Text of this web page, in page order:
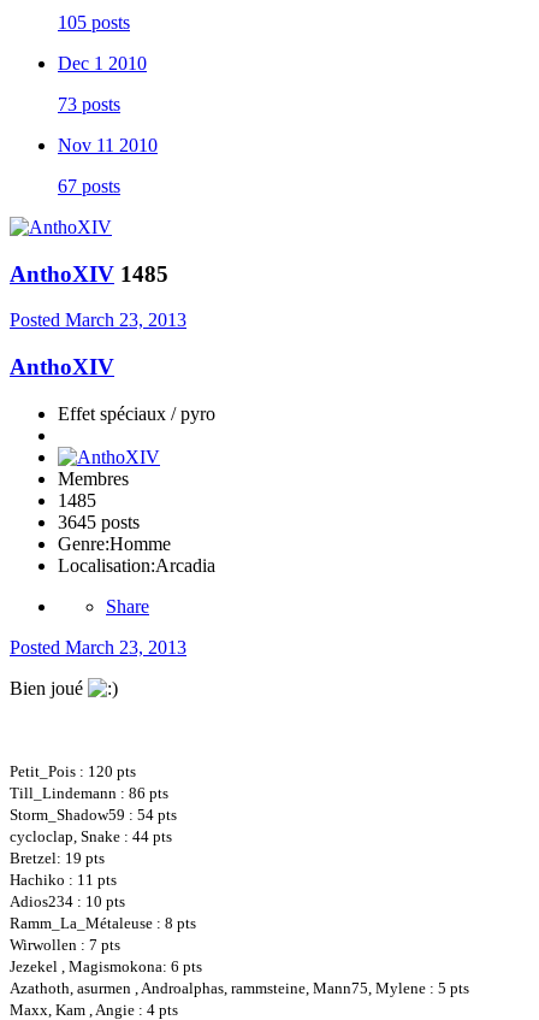
105 posts
Dec 1 2010
73 posts
Nov 11 2010
67 posts
AnthoXIV 1485
Posted March 23, 2013
AnthoXIV
Effet spéciaux / pyro
Membres
1485
3645 posts
Genre:Homme
Localisation:Arcadia
Share
Posted March 23, 2013
Bien joué
Petit_Pois : 120 pts
Till_Lindemann : 86 pts
Storm_Shadow59 : 54 pts
cycloclap, Snake : 44 pts
Bretzel: 19 pts
Hachiko : 11 pts
Adios234 : 10 pts
Ramm_La_Métaleuse : 8 pts
Wirwollen : 7 pts
Jezekel , Magismokona: 6 pts
Azathoth, asurmen , Androalphas, rammsteine, Mann75, Mylene : 5 pts
Maxx, Kam , Angie : 4 pts